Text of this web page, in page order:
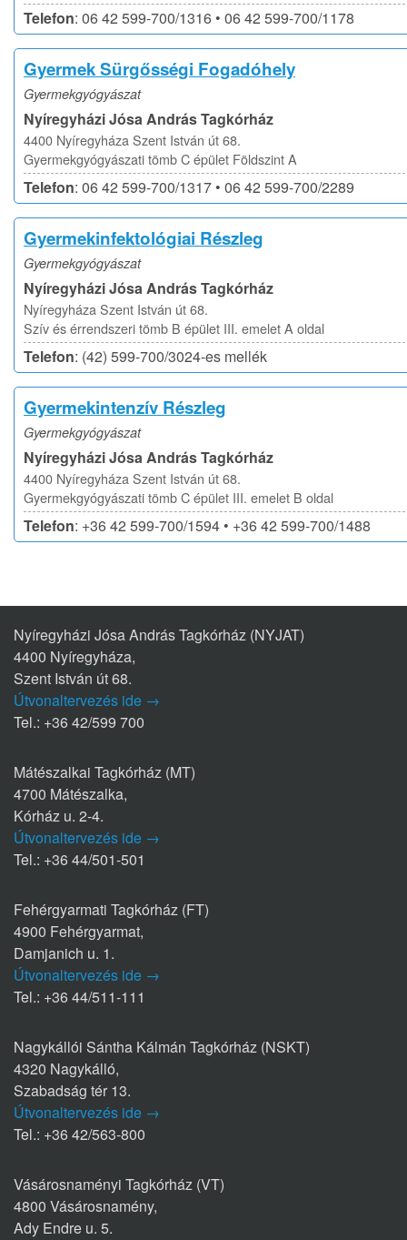
Telefon: 06 42 599-700/1316 • 06 42 599-700/1178
Gyermek Sürgősségi Fogadóhely
Gyermekgyógyászat
Nyíregyházi Jósa András Tagkórház
4400 Nyíregyháza Szent István út 68.
Gyermekgyógyászati tömb C épület Földszint A
Telefon: 06 42 599-700/1317 • 06 42 599-700/2289
Gyermekinfektológiai Részleg
Gyermekgyógyászat
Nyíregyházi Jósa András Tagkórház
Nyíregyháza Szent István út 68.
Szív és érrendszeri tömb B épület III. emelet A oldal
Telefon: (42) 599-700/3024-es mellék
Gyermekintenzív Részleg
Gyermekgyógyászat
Nyíregyházi Jósa András Tagkórház
4400 Nyíregyháza Szent István út 68.
Gyermekgyógyászati tömb C épület III. emelet B oldal
Telefon: +36 42 599-700/1594 • +36 42 599-700/1488
Nyíregyházi Jósa András Tagkórház (NYJAT)
4400 Nyíregyháza,
Szent István út 68.
Útvonaltervezés ide →
Tel.: +36 42/599 700
Mátészalkai Tagkórház (MT)
4700 Mátészalka,
Kórház u. 2-4.
Útvonaltervezés ide →
Tel.: +36 44/501-501
Fehérgyarmati Tagkórház (FT)
4900 Fehérgyarmat,
Damjanich u. 1.
Útvonaltervezés ide →
Tel.: +36 44/511-111
Nagykállói Sántha Kálmán Tagkórház (NSKT)
4320 Nagykálló,
Szabadság tér 13.
Útvonaltervezés ide →
Tel.: +36 42/563-800
Vásárosnaményi Tagkórház (VT)
4800 Vásárosnamény,
Ady Endre u. 5.